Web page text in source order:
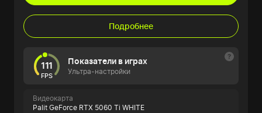
Подробнее
111
FPS
Показатели в играх
Ультра-настройки
Видеокарта
Palit GeForce RTX 5060 Ti WHITE